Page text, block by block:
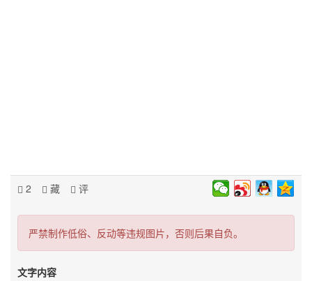
2 藏 评
严禁制作低俗、反动等违规图片，否则后果自负。
文字内容